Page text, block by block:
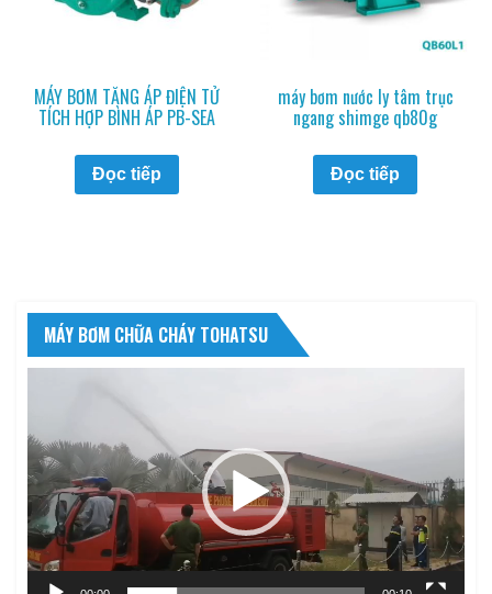
MÁY BƠM TĂNG ÁP ĐIỆN TỬ
TÍCH HỢP BÌNH ÁP PB-SEA
Đọc tiếp
máy bơm nước ly tâm trục
ngang shimge qb80g
Đọc tiếp
MÁY BƠM CHỮA CHÁY TOHATSU
Video